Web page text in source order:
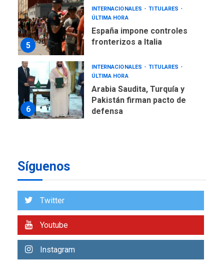
5
INTERNACIONALES
TITULARES
ÚLTIMA HORA
España impone controles
fronterizos a Italia
6
INTERNACIONALES
TITULARES
ÚLTIMA HORA
Arabia Saudita, Turquía y
Pakistán firman pacto de
defensa
7
1
Venezuela requiere
alcanzar 3 millones de bdp
Síguenos
Twitter
Youtube
Instagram